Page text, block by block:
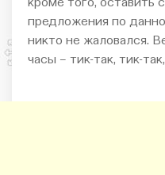
кроме того, оставить
предложения по
никто не жаловался.
часы – тик-так, тик-